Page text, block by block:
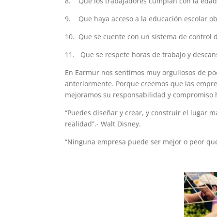
9. Que haya acceso a la educación escolar
10. Que se cuente con un sistema de control
11. Que se respete horas de trabajo y
En Earmur nos sentimos muy orgullosos de
anteriormente. Porque creemos que las
mejoramos su responsabilidad y compromiso
“Puedes diseñar y crear, y construir el lugar
realidad”.- Walt Disney.
“Ninguna empresa puede ser mejor o peor